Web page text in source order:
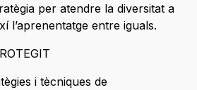
per atendre la diversitat a
l’aprenentatge entre iguals.
i tècniques de